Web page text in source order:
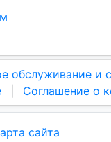
обслуживание и
Соглашение о
сайта